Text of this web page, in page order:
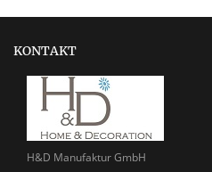
KONTAKT
H&D Manufaktur GmbH